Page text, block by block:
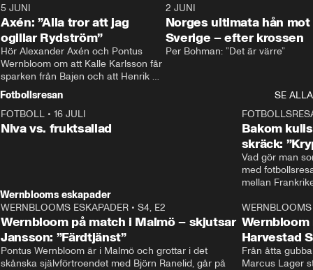
5 JUNI
Axén: ”Alla tror att jag
ogillar Rydström”
Hör Alexander Axén och Pontus
Wernbloom om att Kalle Karlsson får
sparken från Bajen och att Henrik
Rydström tar över
2 JUNI
Norges ultimata hån mot
Sverige – efter krossen
Per Bohman: ”Det är värre”
Fotbollsresan
SE ALLA
FOTBOLL • 16 JULI
Niva vs. fruktsallad
Bakom
skräck:
Vad gör man
med
Wernblooms eskapader
WERNBLOOMS ESKAPADER • S4, E2
Wernbloom på match i Malmö – skjutsar
Jansson: ”Färdtjänst”
Pontus Wernbloom är i Malmö och grottar i det
skånska självförtroendet med Björn Ranelid, går på
Harvestad
Från åtta
Marcus Lager